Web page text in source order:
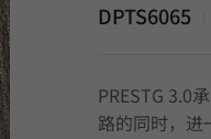
DPTS6065
PRESTG 3.0
路的同时，进